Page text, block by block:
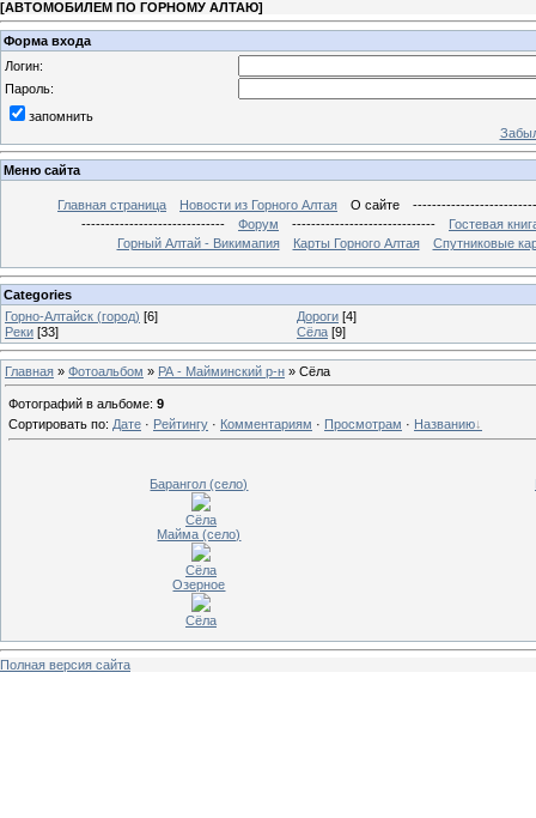
[АВТОМОБИЛЕМ ПО ГОРНОМУ АЛТАЮ]
Форма входа
Логин:
Пароль:
запомнить
Меню сайта
Главная страница Новости из Горного Алтая О сайте
------------------------------
Форум ------------------------------
Гостевая
Горный Алтай - Викимапия
Карты Горного Алтая Спутниковые
Categories
Горно-Алтайск (город) [6] Дороги [4]
Реки [33] Сёла [9]
Главная » Фотоальбом » РА - Майминский р-н » Сёла
Фотографий в альбоме: 9
Сортировать по: Дате · Рейтингу · Комментариям · Просмотрам · Названию
Барангол (село)
Сёла
Майма (село)
Сёла
Озерное
Сёла
Полная версия сайта